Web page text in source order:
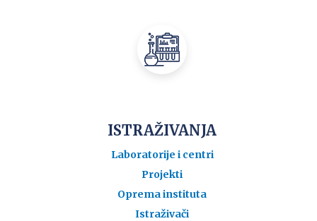
ISTRAŽIVANJA
Laboratorije i centri
Projekti
Oprema instituta
Istraživači